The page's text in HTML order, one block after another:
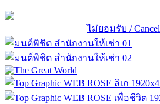
ไม่ยอมรับ / Cancel